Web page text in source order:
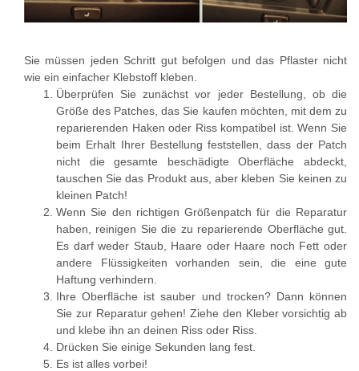
Sie müssen jeden Schritt gut befolgen und das Pflaster nicht
wie ein einfacher Klebstoff kleben.
Überprüfen Sie zunächst vor jeder Bestellung, ob die
Größe des Patches, das Sie kaufen möchten, mit dem zu
reparierenden Haken oder Riss kompatibel ist. Wenn Sie
beim Erhalt Ihrer Bestellung feststellen, dass der Patch
nicht die gesamte beschädigte Oberfläche abdeckt,
tauschen Sie das Produkt aus, aber kleben Sie keinen zu
kleinen Patch!
Wenn Sie den richtigen Größenpatch für die Reparatur
haben, reinigen Sie die zu reparierende Oberfläche gut.
Es darf weder Staub, Haare oder Haare noch Fett oder
andere Flüssigkeiten vorhanden sein, die eine gute
Haftung verhindern.
Ihre Oberfläche ist sauber und trocken? Dann können
Sie zur Reparatur gehen! Ziehe den Kleber vorsichtig ab
und klebe ihn an deinen Riss oder Riss.
Drücken Sie einige Sekunden lang fest.
Es ist alles vorbei!